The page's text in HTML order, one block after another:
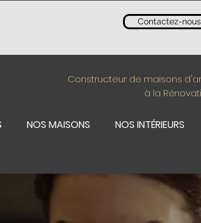
Contactez-nous
Constructeur de maisons
à la
NOS MAISONS NOS INTÉRIEURS